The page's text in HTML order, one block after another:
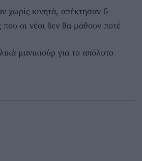
χωρίς κινητά, απέκτησαν 6
που οι νέοι δεν θα μάθουν ποτέ
μανικιούρ για το απόλυτο